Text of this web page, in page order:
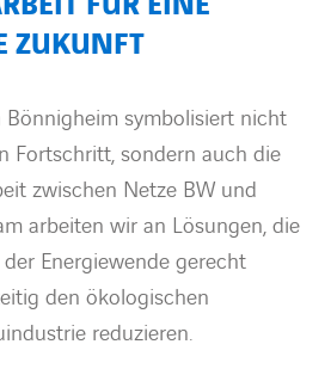
ZUKUNFT
Bönnigheim symbolisiert nicht
Fortschritt, sondern auch die
zwischen Netze BW und
arbeiten wir an Lösungen, die
Energiewende gerecht
den ökologischen
reduzieren.